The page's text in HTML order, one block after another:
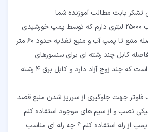
من یک منبع آب ۲۵۰۰۰ لیتری دارم که توسط پمپ خورشیدی
پر میشود ، فاصله منبع تا پمپ آب و منبع تغذیه حدود ۶۰ متر
کابل چند رشته ای برای سنسورهای
دزدگیر موجود است که چند زوج آزاد دارد و کابل برق ۴ رشته
جهت جلوگیری از سرریز شدن منبع قصد
نصب و از سیم های موجود استفاده کنم
پمپ از رله استفاده کنم ؟ چه رله ای مناسب